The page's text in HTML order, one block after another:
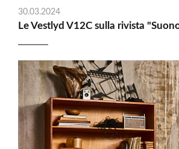
30.03.2024
Le Vestlyd V12C sulla rivista